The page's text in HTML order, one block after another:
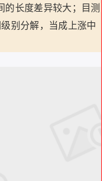
的长度差异较大；目测
别分解，当成上涨中